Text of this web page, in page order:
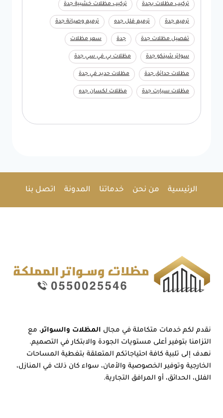
تركيب مظلات بجدة تركيب مظلات خشبية جدة
ترميم جدة ترميم فلل جده ترميم وصيانة جدة
تفصيل مظلات جدة جدة سعر مظلات
سواتر شينكو جدة مظلات بي في سي جدة
مظلات حدائق جدة مظلات حديد في جدة
مظلات سيارت جدة مظلات لكسان جده
الرئيسية من نحن خدماتنا المدونة اتصل بنا
نقدم لكم خدمات متكاملة في مجال المظلات والسواتر، مع
التزامنا بتوفير أعلى مستويات الجودة والابتكار في التصميم.
نهدف إلى تلبية كافة احتياجاتكم المتعلقة بتغطية المساحات
الخارجية وتوفير الخصوصية والأمان، سواء كان ذلك في المنازل،
الفلل، الحدائق، أو المرافق التجارية.